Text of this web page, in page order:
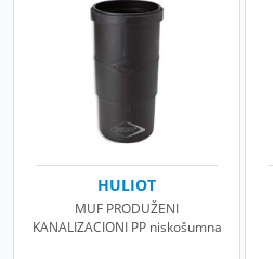
HULIOT
MUF PRODUŽENI
KANALIZACIONI PP niskošumna